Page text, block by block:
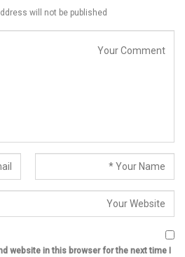
will not be published.
website in this browser for the next time I